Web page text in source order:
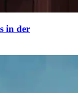
in der